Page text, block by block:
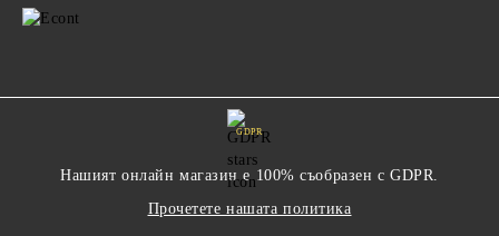
GDPR
Нашият онлайн магазин е 100% съобразен с GDPR.
Прочетете нашата политика